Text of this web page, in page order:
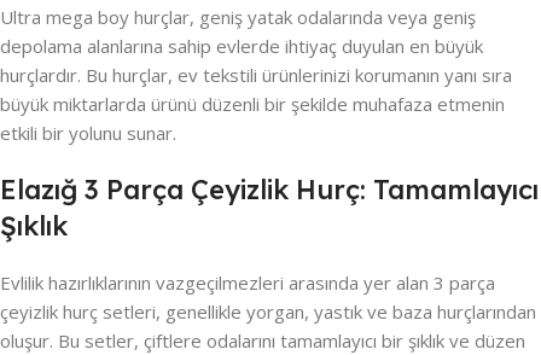
Ultra mega boy hurçlar, geniş yatak odalarında veya geniş
depolama alanlarına sahip evlerde ihtiyaç duyulan en büyük
hurçlardır. Bu hurçlar, ev tekstili ürünlerinizi korumanın yanı sıra
büyük miktarlarda ürünü düzenli bir şekilde muhafaza etmenin
etkili bir yolunu sunar.
Elazığ 3 Parça Çeyizlik Hurç: Tamamlayıcı
Şıklık
Evlilik hazırlıklarının vazgeçilmezleri arasında yer alan 3 parça
çeyizlik hurç setleri, genellikle yorgan, yastık ve baza hurçlarından
oluşur. Bu setler, çiftlere odalarını tamamlayıcı bir şıklık ve düzen